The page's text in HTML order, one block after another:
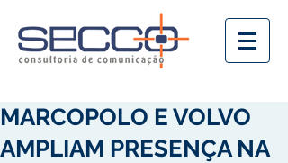
MARCOPOLO E VOLVO
AMPLIAM PRESENÇA NA